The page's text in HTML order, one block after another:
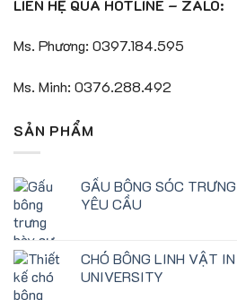
LIÊN HỆ QUA HOTLINE – ZALO:
Ms. Phương: 0397.184.595
Ms. Minh: 0376.288.492
SẢN PHẨM
GẤU BÔNG SÓC
YÊU CẦU
CHÓ BÔNG LINH VẬT
UNIVERSITY